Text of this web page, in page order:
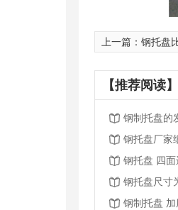
上一篇： 钢托盘
【推荐阅读
钢制托盘的
钢托盘厂家
钢托盘 四
钢托盘尺寸
钢制托盘